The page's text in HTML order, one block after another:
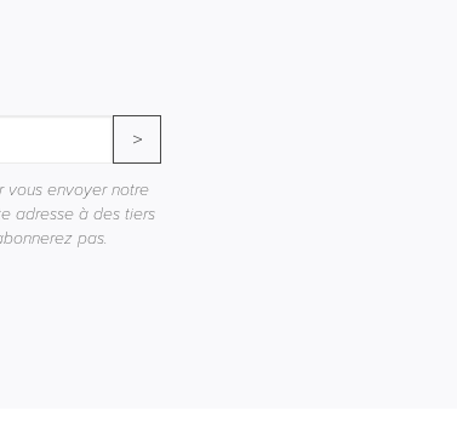
>
vous envoyer notre
adresse à des tiers
pas.